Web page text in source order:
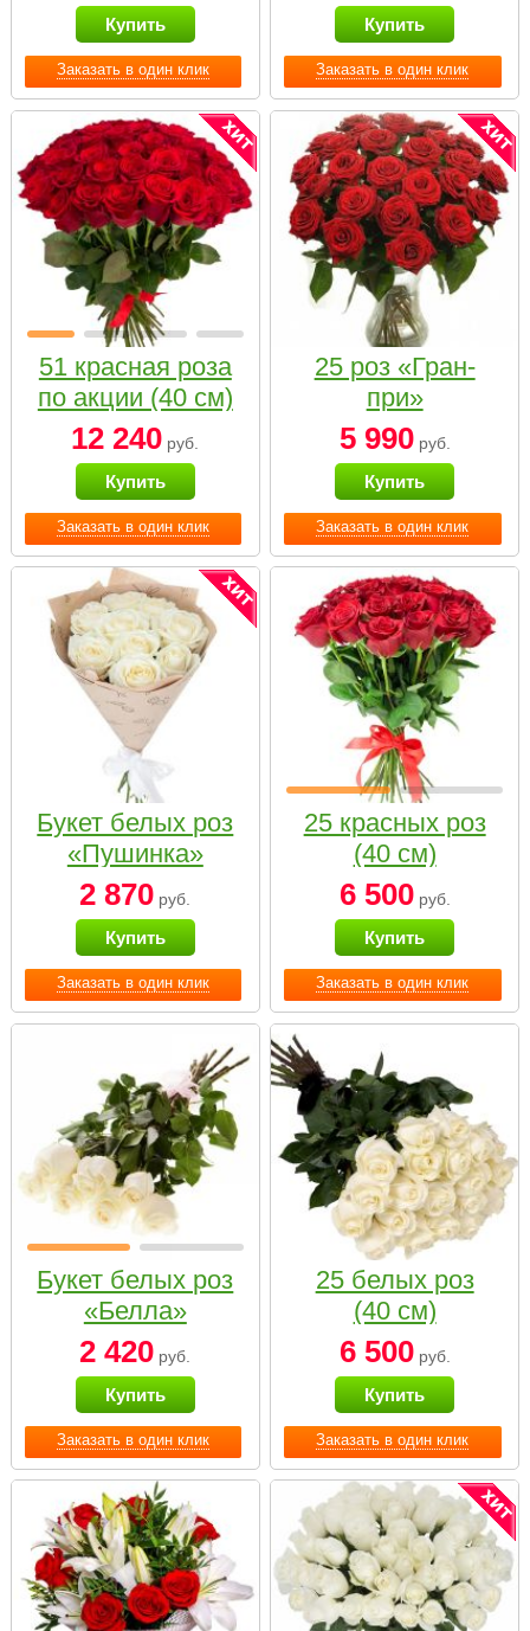
Заказать в один клик
Купить
Заказать в один клик
Купить
Заказать в один клик
51 красная роза
по акции (40 см)
12 240 руб.
Купить
Заказать в один клик
25 роз «Гран-
при»
5 990руб.
Купить
Заказать в один клик
Букет белых роз
«Пушинка»
2 870 руб.
Купить
Заказать в один клик
25 красных роз
(40 см)
6 500руб.
Купить
Заказать в один клик
Букет белых роз
«Белла»
2 420 руб.
Купить
Заказать в один клик
25 белых роз
(40 см)
6 500руб.
Купить